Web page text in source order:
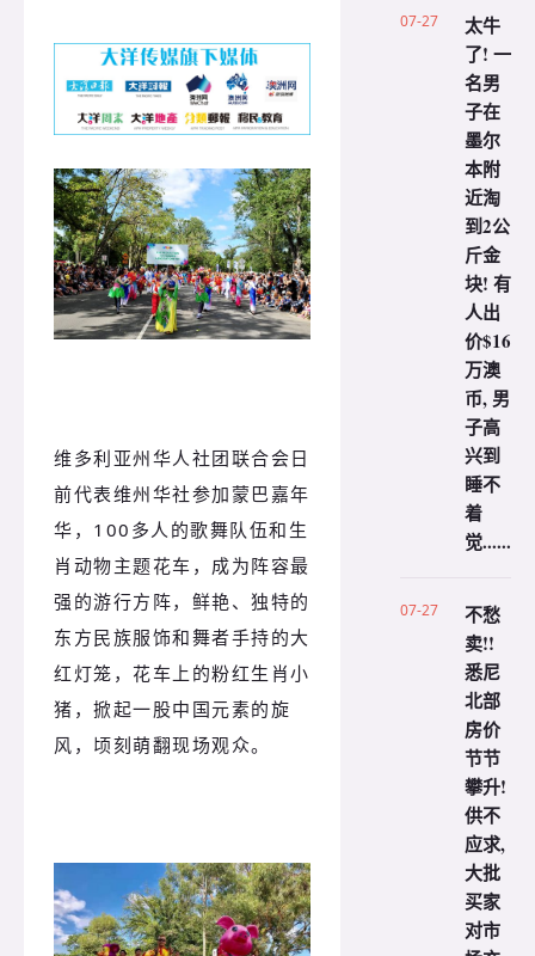
维多利亚州华人社团联合会日
前代表维州华社参加蒙巴嘉年
华，100多人的歌舞队伍和生
肖动物主题花车，成为阵容最
强的游行方阵，鲜艳、独特的
东方民族服饰和舞者手持的大
红灯笼，花车上的粉红生肖小
猪，掀起一股中国元素的旋
风，顷刻萌翻现场观众。
07-27
太牛
了! 一
名男
子在
墨尔
本附
近淘
到2公
斤金
块! 有
人出
价$16
万澳
币, 男
子高
兴到
睡不
着
觉......
07-27
不愁
卖!!
悉尼
北部
房价
节节
攀升!
供不
应求,
大批
买家
对市